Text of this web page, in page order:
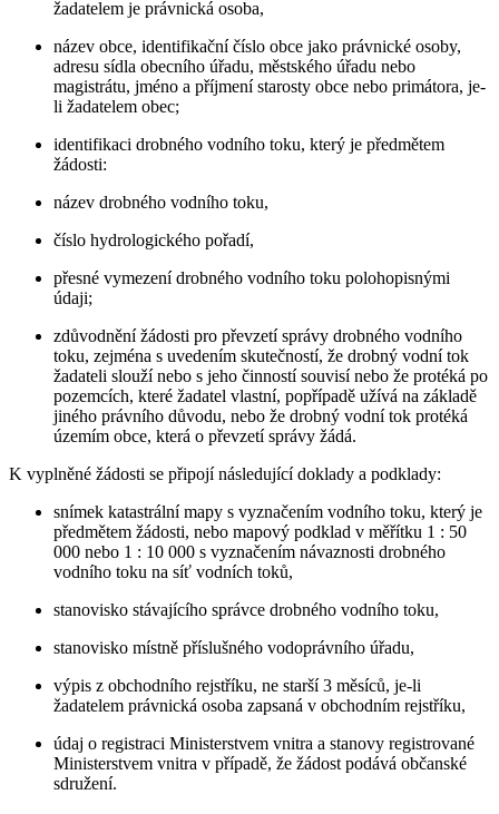
žadatelem je právnická osoba,
název obce, identifikační číslo obce jako právnické osoby,
adresu sídla obecního úřadu, městského úřadu nebo
magistrátu, jméno a příjmení starosty obce nebo primátora, je-
li žadatelem obec;
identifikaci drobného vodního toku, který je předmětem
žádosti:
název drobného vodního toku,
číslo hydrologického pořadí,
přesné vymezení drobného vodního toku polohopisnými
údaji;
zdůvodnění žádosti pro převzetí správy drobného vodního
toku, zejména s uvedením skutečností, že drobný vodní tok
žadateli slouží nebo s jeho činností souvisí nebo že protéká po
pozemcích, které žadatel vlastní, popřípadě užívá na základě
jiného právního důvodu, nebo že drobný vodní tok protéká
územím obce, která o převzetí správy žádá.
K vyplněné žádosti se připojí následující doklady a podklady:
snímek katastrální mapy s vyznačením vodního toku, který je
předmětem žádosti, nebo mapový podklad v měřítku 1 : 50
000 nebo 1 : 10 000 s vyznačením návaznosti drobného
vodního toku na síť vodních toků,
stanovisko stávajícího správce drobného vodního toku,
stanovisko místně příslušného vodoprávního úřadu,
výpis z obchodního rejstříku, ne starší 3 měsíců, je-li
žadatelem právnická osoba zapsaná v obchodním rejstříku,
údaj o registraci Ministerstvem vnitra a stanovy registrované
Ministerstvem vnitra v případě, že žádost podává občanské
sdružení.